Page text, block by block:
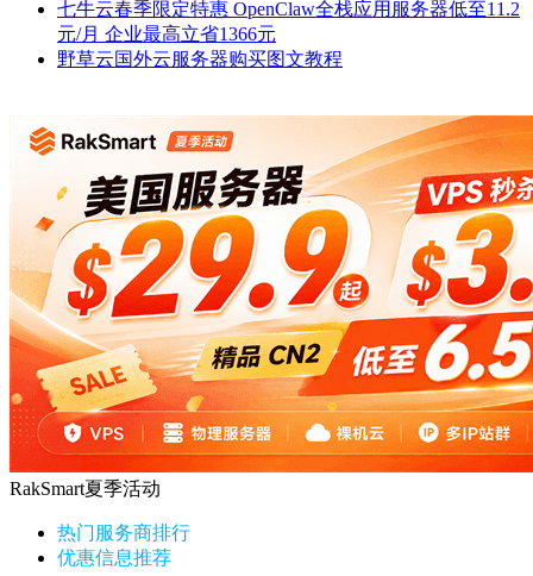
七牛云春季限定特惠 OpenClaw全栈应用服务器低至11.2
元/月 企业最高立省1366元
野草云国外云服务器购买图文教程
RakSmart夏季活动
热门服务商排行
优惠信息推荐